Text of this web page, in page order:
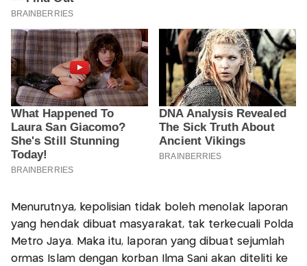
Menurutnya, kepolisian tidak boleh menolak laporan
yang hendak dibuat masyarakat, tak terkecuali Polda
Metro Jaya. Maka itu, laporan yang dibuat sejumlah
ormas Islam dengan korban Ilma Sani akan diteliti ke